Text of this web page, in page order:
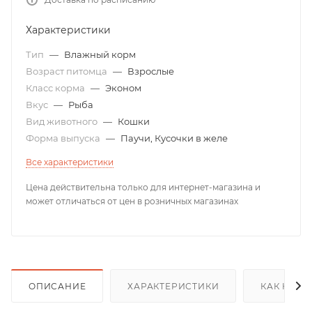
Характеристики
Тип — Влажный корм
Возраст питомца — Взрослые
Класс корма — Эконом
Вкус — Рыба
Вид животного — Кошки
Форма выпуска — Паучи, Кусочки в желе
Все характеристики
Цена действительна только для интернет-магазина и
может отличаться от цен в розничных магазинах
ОПИСАНИЕ ХАРАКТЕРИСТИКИ КАК